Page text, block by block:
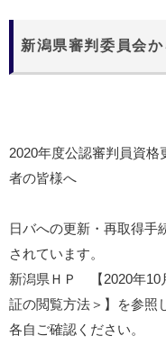
新潟県審判委員会
2020年度公認審判員資
者の皆様へ
日バへの更新・再取得手
されています。
新潟県ＨＰ 【2020年10
証の閲覧方法＞】を参照
各自ご確認ください。